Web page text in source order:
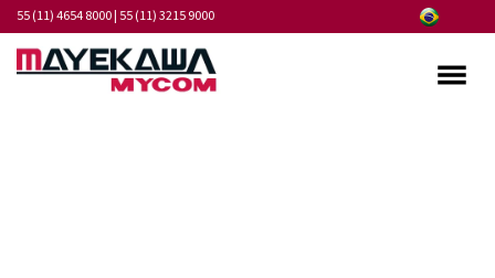
55 (11) 4654 8000| 55 (11) 3215 9000